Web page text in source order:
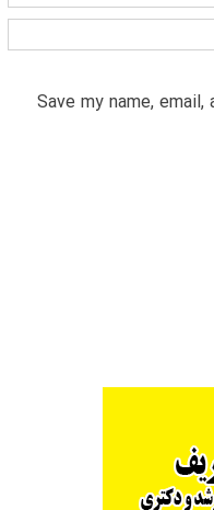
Save my name,